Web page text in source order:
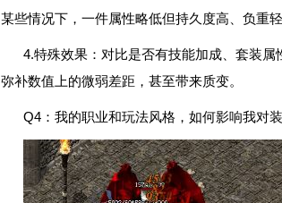
某些情况下，一件属性略低但持久度高、负重
4.特殊效果：对比是否有技能加成、套装
弥补数值上的微弱差距，甚至带来质变。
Q4：我的职业和玩法风格，如何影响我对